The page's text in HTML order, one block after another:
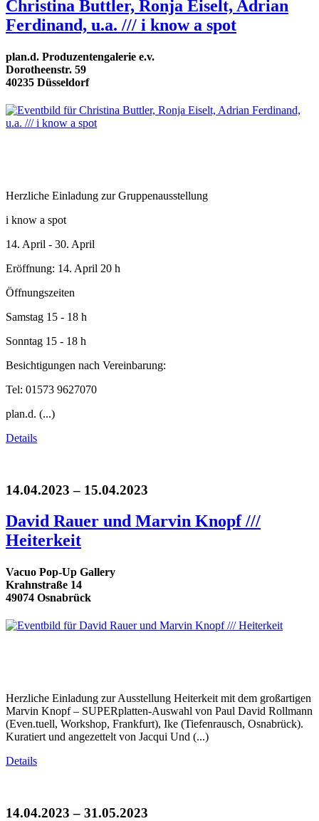
Christina Buttler, Ronja Eiselt, Adrian
Ferdinand, u.a. /// i know a spot
plan.d. Produzentengalerie e.v.
Dorotheenstr. 59
40235 Düsseldorf
Herzliche Einladung zur Gruppenausstellung
i know a spot
14. April - 30. April
Eröffnung: 14. April 20 h
Öffnungszeiten
Samstag 15 - 18 h
Sonntag 15 - 18 h
Besichtigungen nach Vereinbarung:
Tel: 01573 9627070
plan.d. (...)
Details
14.04.2023 – 15.04.2023
David Rauer und Marvin Knopf ///
Heiterkeit
Vacuo Pop-Up Gallery
Krahnstraße 14
49074 Osnabrück
Herzliche Einladung zur Ausstellung Heiterkeit mit dem großartigen
Marvin Knopf – SUPERplatten-Auswahl von Paul David Rollmann
(Even.tuell, Workshop, Frankfurt), Ike (Tiefenrausch, Osnabrück).
Kuratiert und angezettelt von Jacqui Und (...)
Details
14.04.2023 – 31.05.2023